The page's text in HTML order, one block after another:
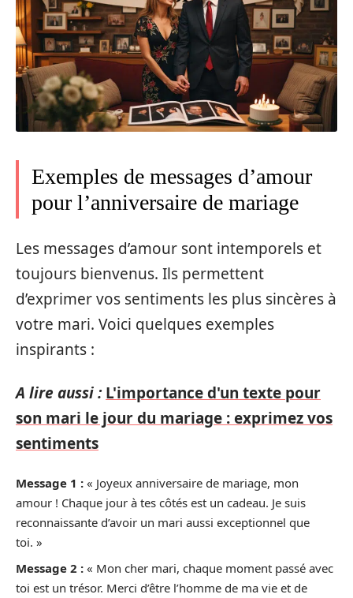
Exemples de messages d’amour
pour l’anniversaire de mariage
Les messages d’amour sont intemporels et
toujours bienvenus. Ils permettent
d’exprimer vos sentiments les plus sincères à
votre mari. Voici quelques exemples
inspirants :
A lire aussi : L'importance d'un texte pour
son mari le jour du mariage : exprimez vos
sentiments
Message 1 : « Joyeux anniversaire de mariage, mon
amour ! Chaque jour à tes côtés est un cadeau. Je suis
reconnaissante d’avoir un mari aussi exceptionnel que
toi. »
Message 2 : « Mon cher mari, chaque moment passé avec
toi est un trésor. Merci d’être l’homme de ma vie et de